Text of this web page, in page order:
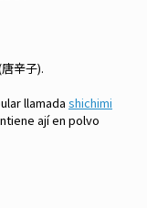
辛子).
llamada shichimi
ají en polvo